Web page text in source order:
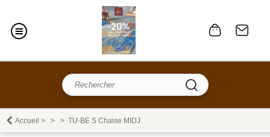
Accueil > > > TU-BE S Chaise MIDJ